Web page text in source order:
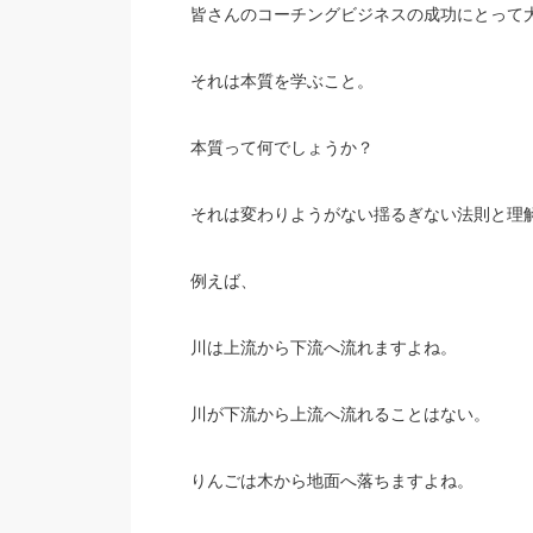
皆さんのコーチングビジネスの成功にとって
それは本質を学ぶこと。
本質って何でしょうか？
それは変わりようがない揺るぎない法則と理
例えば、
川は上流から下流へ流れますよね。
川が下流から上流へ流れることはない。
りんごは木から地面へ落ちますよね。